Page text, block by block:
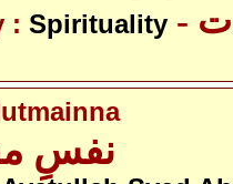
: Spirituality
نفسِ